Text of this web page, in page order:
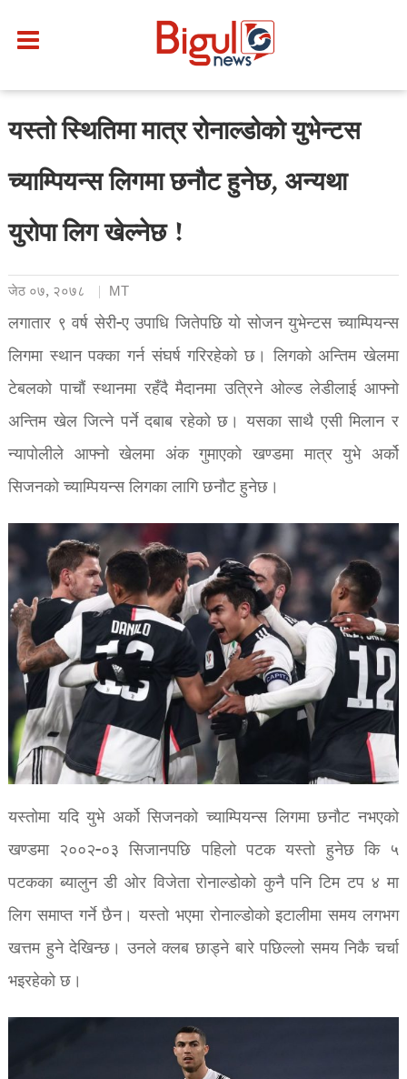
यस्तो स्थितिमा मात्र रोनाल्डोको युभेन्टस
च्याम्पियन्स लिगमा छनौट हुनेछ, अन्यथा
युरोपा लिग खेल्नेछ !
जेठ ०७, २०७८ MT
लगातार ९ वर्ष सेरी-ए उपाधि जितेपछि यो सोजन युभेन्टस च्याम्पियन्स
लिगमा स्थान पक्का गर्न संघर्ष गरिरहेको छ। लिगको अन्तिम खेलमा
टेबलको पाचौं स्थानमा रहँदै मैदानमा उत्रिने ओल्ड लेडीलाई आफ्नो
अन्तिम खेल जित्ने पर्ने दबाब रहेको छ। यसका साथै एसी मिलान र
न्यापोलीले आफ्नो खेलमा अंक गुमाएको खण्डमा मात्र युभे अर्को
सिजनको च्याम्पियन्स लिगका लागि छनौट हुनेछ।
यस्तोमा यदि युभे अर्को सिजनको च्याम्पियन्स लिगमा छनौट नभएको
खण्डमा २००२-०३ सिजानपछि पहिलो पटक यस्तो हुनेछ कि ५
पटकका ब्यालुन डी ओर विजेता रोनाल्डोको कुनै पनि टिम टप ४ मा
लिग समाप्त गर्ने छैन। यस्तो भएमा रोनाल्डोको इटालीमा समय लगभग
खत्तम हुने देखिन्छ। उनले क्लब छाड्ने बारे पछिल्लो समय निकै चर्चा
भइरहेको छ।